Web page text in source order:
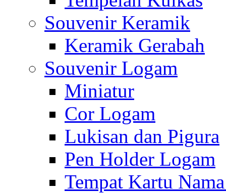
Souvenir Keramik
Keramik Gerabah
Souvenir Logam
Miniatur
Cor Logam
Lukisan dan Pigura
Pen Holder Logam
Tempat Kartu